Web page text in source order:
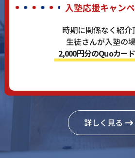
⼊塾応援キャン
時期に関係なく紹介
⽣徒さんが⼊塾の場
2,000円分のQuoカー
詳しく見る